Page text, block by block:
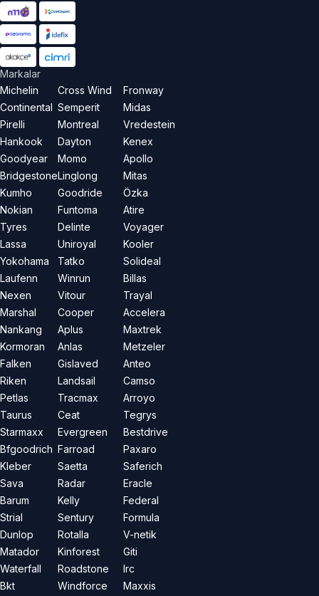
Markalar
Michelin
Continental
Pirelli
Hankook
Goodyear
Bridgestone
Kumho
Nokian
Tyres
Lassa
Yokohama
Laufenn
Nexen
Marshal
Nankang
Kormoran
Falken
Riken
Petlas
Taurus
Starmaxx
Bfgoodrich
Kleber
Sava
Barum
Strial
Dunlop
Matador
Waterfall
Bkt
Cross Wind
Semperit
Montreal
Dayton
Momo
Linglong
Goodride
Funtoma
Delinte
Uniroyal
Tatko
Winrun
Vitour
Cooper
Aplus
Anlas
Gislaved
Landsail
Tracmax
Ceat
Evergreen
Farroad
Saetta
Radar
Kelly
Sentury
Rotalla
Kinforest
Roadstone
Windforce
Fronway
Midas
Vredestein
Kenex
Apollo
Mitas
Özka
Atire
Voyager
Kooler
Solideal
Billas
Trayal
Accelera
Maxtrek
Metzeler
Anteo
Camso
Arroyo
Tegrys
Bestdrive
Paxaro
Saferich
Eracle
Federal
Formula
V-netik
Giti
Irc
Maxxis